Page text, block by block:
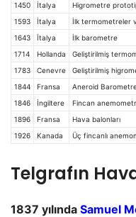
1450
İtalya
Higrometre
1593
İtalya
İlk termometreler
1643
İtalya
İlk barometre
1714
Hollanda
Geliştirilmiş
1783
Cenevre
Geliştirilmiş
1844
Fransa
Aneroid
1846
İngiltere
Fincan
1896
Fransa
Hava balonları
1926
Kanada Üç fincanlı
Telgrafın
1837 yılında Samuel